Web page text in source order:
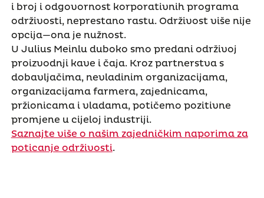
i broj i odgovornost korporativnih programa
održivosti, neprestano rastu. Održivost više nije
opcija—ona je nužnost.
U Julius Meinlu duboko smo predani održivoj
proizvodnji kave i čaja. Kroz partnerstva s
dobavljačima, nevladinim organizacijama,
organizacijama farmera, zajednicama,
pržionicama i vladama, potičemo pozitivne
promjene u cijeloj industriji.
Saznajte više o našim zajedničkim naporima za
poticanje održivosti.